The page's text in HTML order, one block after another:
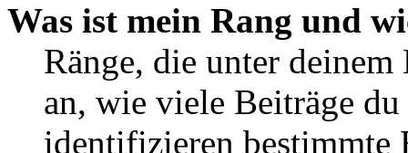
Was ist mein Rang und
Ränge, die unter deinem
an, wie viele Beiträge
identifizieren bestimmte